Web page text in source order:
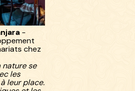
-
chez
nature se
les
leur place.